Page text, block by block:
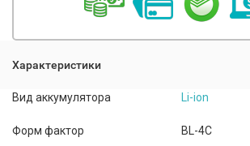
Характеристики
Вид аккумулятора Li-ion
Форм фактор BL-4C